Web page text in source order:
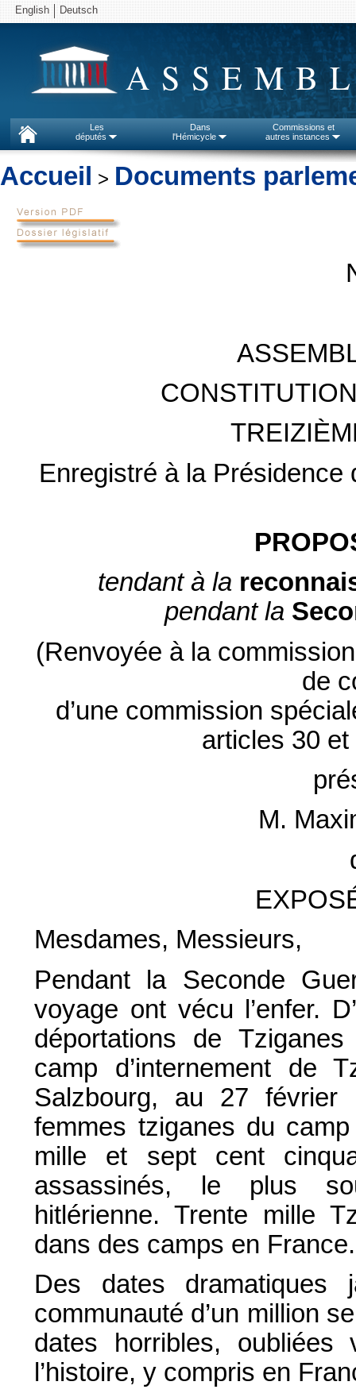
English Deutsch
Les
députés
Dans
l'Hémicycle
Commissions et
autres instances
Accueil > Documents
Enregistré à la Présidence
tendant à la
pendant la
(Renvoyée à la
de
d’une commission
articles 30
M.
Mesdames, Messieurs,
Pendant la Seconde
voyage ont vécu l’enfer.
déportations de
camp d’internement de
Salzbourg, au 27 février
femmes tziganes du
mille et sept cent
assassinés, le plus
hitlérienne. Trente mille
dans des camps en France.
Des dates dramatiques
communauté d’un million
dates horribles, oubliées
l’histoire, y compris en